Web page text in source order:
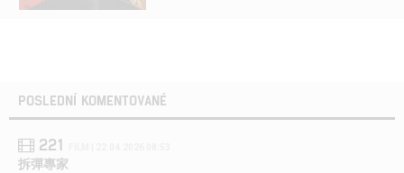
POSLEDNÍ KOMENTOVANÉ
221
拆彈專家